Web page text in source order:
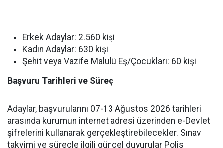
Erkek Adaylar: 2.560 kişi
Kadın Adaylar: 630 kişi
Şehit veya Vazife Malulü Eş/Çocukları: 60 kişi
Başvuru Tarihleri ve Süreç
Adaylar, başvurularını 07-13 Ağustos 2026 tarihleri
arasında kurumun internet adresi üzerinden e-Devlet
şifrelerini kullanarak gerçekleştirebilecekler. Sınav
takvimi ve süreçle ilgili güncel duyurular Polis